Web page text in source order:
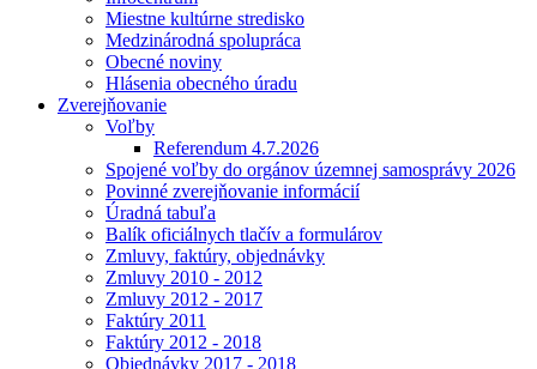
Miestne kultúrne stredisko
Medzinárodná spolupráca
Obecné noviny
Hlásenia obecného úradu
Zverejňovanie
Voľby
Referendum 4.7.2026
Spojené voľby do orgánov územnej samosprávy 2026
Povinné zverejňovanie informácií
Úradná tabuľa
Balík oficiálnych tlačív a formulárov
Zmluvy, faktúry, objednávky
Zmluvy 2010 - 2012
Zmluvy 2012 - 2017
Faktúry 2011
Faktúry 2012 - 2018
Objednávky 2017 - 2018